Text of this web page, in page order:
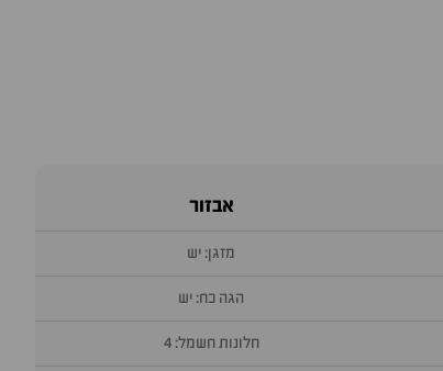
אבזור
מזגן: יש
הגה כח: יש
חלונות חשמל: 4